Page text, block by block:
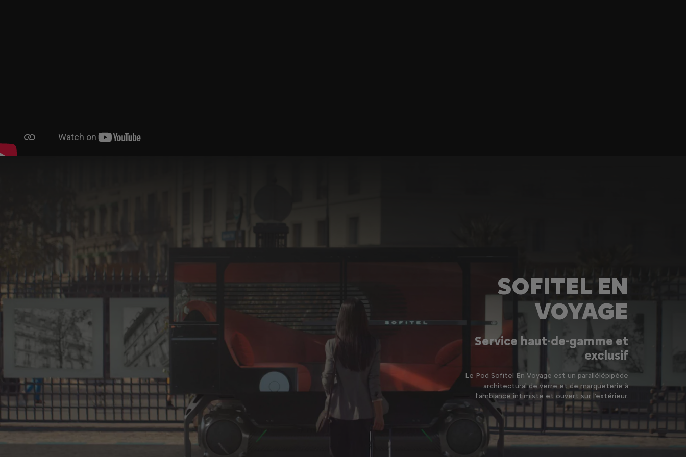
SOFITEL EN
VOYAGE
Service haut-de-gamme et
exclusif
Le Pod Sofitel En Voyage est un parallélépipède
architectural de verre et de marqueterie à
l’ambiance intimiste et ouvert sur l’extérieur.